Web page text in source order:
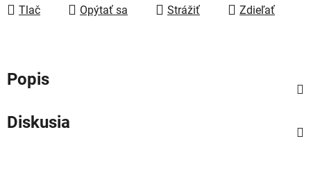
Tlač Opýtať sa Strážiť Zdieľať
Popis
Diskusia